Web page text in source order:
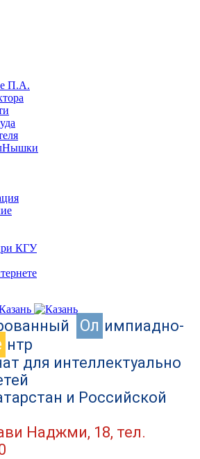
П.А.
КГУ
Ол импиадно-
нтр
для интеллектуально
и Российской
Наджми, 18, тел.